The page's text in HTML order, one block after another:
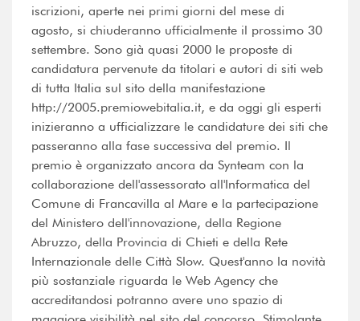
iscrizioni, aperte nei primi giorni del mese di
agosto, si chiuderanno ufficialmente il prossimo 30
settembre. Sono già quasi 2000 le proposte di
candidatura pervenute da titolari e autori di siti web
di tutta Italia sul sito della manifestazione
http://2005.premiowebitalia.it, e da oggi gli esperti
inizieranno a ufficializzare le candidature dei siti che
passeranno alla fase successiva del premio. Il
premio è organizzato ancora da Synteam con la
collaborazione dell'assessorato all'Informatica del
Comune di Francavilla al Mare e la partecipazione
del Ministero dell'innovazione, della Regione
Abruzzo, della Provincia di Chieti e della Rete
Internazionale delle Città Slow. Quest'anno la novità
più sostanziale riguarda le Web Agency che
accreditandosi potranno avere uno spazio di